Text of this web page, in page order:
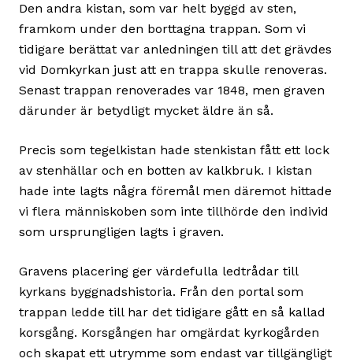
Den andra kistan, som var helt byggd av sten,
framkom under den borttagna trappan. Som vi
tidigare berättat var anledningen till att det grävdes
vid Domkyrkan just att en trappa skulle renoveras.
Senast trappan renoverades var 1848, men graven
därunder är betydligt mycket äldre än så.
Precis som tegelkistan hade stenkistan fått ett lock
av stenhällar och en botten av kalkbruk. I kistan
hade inte lagts några föremål men däremot hittade
vi flera människoben som inte tillhörde den individ
som ursprungligen lagts i graven.
Gravens placering ger värdefulla ledtrådar till
kyrkans byggnadshistoria. Från den portal som
trappan ledde till har det tidigare gått en så kallad
korsgång. Korsgången har omgärdat kyrkogården
och skapat ett utrymme som endast var tillgängligt